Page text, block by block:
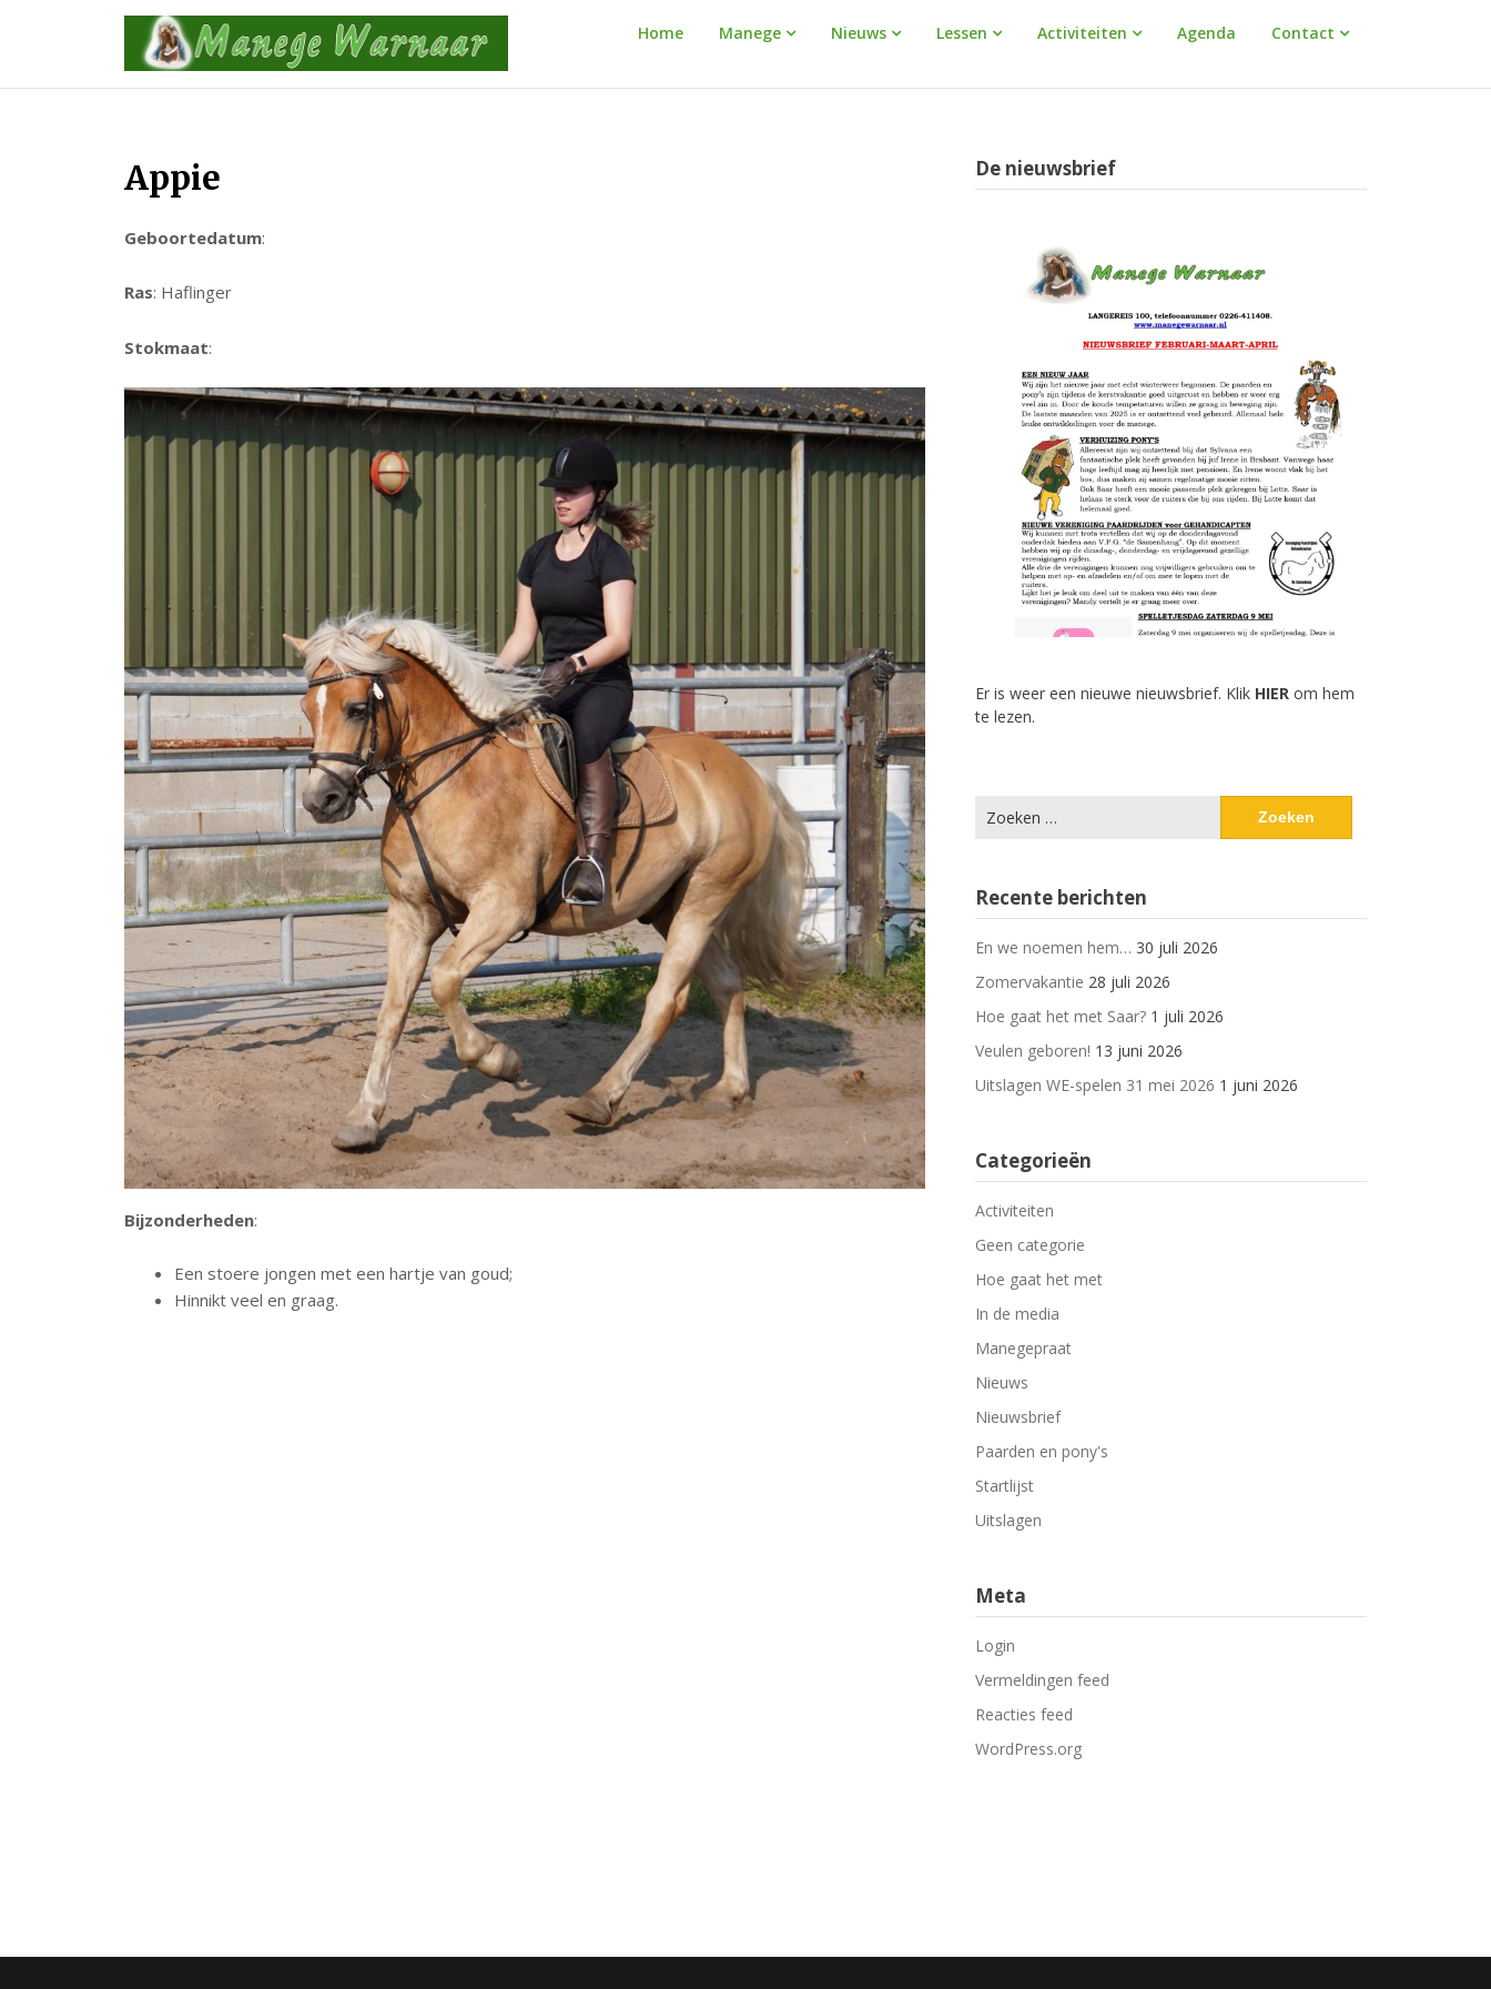
Home Manege Nieuws Lessen Activiteiten Agenda Contact
Appie
Geboortedatum:
Ras: Haflinger
Stokmaat:
Bijzonderheden:
Een stoere jongen met een hartje van goud;
Hinnikt veel en graag.
De nieuwsbrief
Er is weer een nieuwe nieuwsbrief. Klik HIER om hem
te lezen.
naar:
Recente berichten
En we noemen hem… 30 juli 2026
Zomervakantie 28 juli 2026
Hoe gaat het met Saar? 1 juli 2026
Veulen geboren! 13 juni 2026
Uitslagen WE-spelen 31 mei 2026 1 juni 2026
Categorieën
Activiteiten
Geen categorie
Hoe gaat het met
In de media
Manegepraat
Nieuws
Nieuwsbrief
Paarden en pony's
Startlijst
Uitslagen
Meta
Login
Vermeldingen feed
Reacties feed
WordPress.org